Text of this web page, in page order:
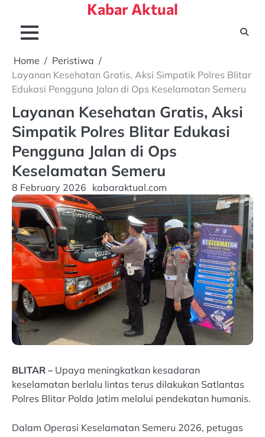
content
Kabar Aktual
Home
Peristiwa
Layanan Kesehatan Gratis, Aksi Simpatik Polres Blitar
Edukasi Pengguna Jalan di Ops Keselamatan Semeru
Layanan Kesehatan Gratis, Aksi
Simpatik Polres Blitar Edukasi
Pengguna Jalan di Ops
Keselamatan Semeru
8 February 2026 kabaraktual.com
BLITAR –Upaya meningkatkan kesadaran
keselamatan berlalu lintas terus dilakukan Satlantas
Polres Blitar Polda Jatim melalui pendekatan humanis.
Dalam Operasi Keselamatan Semeru 2026, petugas